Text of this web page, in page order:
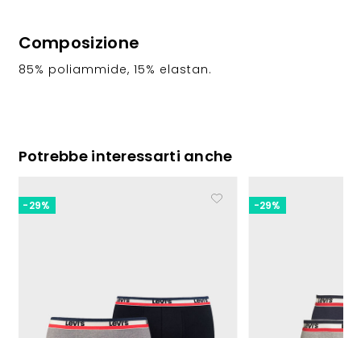
Composizione
85% poliammide, 15% elastan.
Potrebbe interessarti anche
-29% -29%